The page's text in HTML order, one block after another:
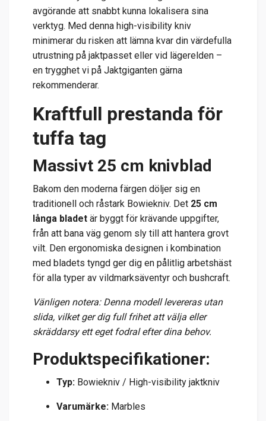
avgörande att snabbt kunna lokalisera sina
verktyg. Med denna high-visibility kniv
minimerar du risken att lämna kvar din värdefulla
utrustning på jaktpasset eller vid lägerelden –
en trygghet vi på Jaktgiganten gärna
rekommenderar.
Kraftfull prestanda för
tuffa tag
Massivt 25 cm knivblad
Bakom den moderna färgen döljer sig en
traditionell och råstark Bowiekniv. Det 25 cm
långa bladet är byggt för krävande uppgifter,
från att bana väg genom sly till att hantera grovt
vilt. Den ergonomiska designen i kombination
med bladets tyngd ger dig en pålitlig arbetshäst
för alla typer av vildmarksäventyr och bushcraft.
Vänligen notera: Denna modell levereras utan
slida, vilket ger dig full frihet att välja eller
skräddarsy ett eget fodral efter dina behov.
Produktspecifikationer:
Typ: Bowiekniv / High-visibility jaktkniv
Varumärke: Marbles